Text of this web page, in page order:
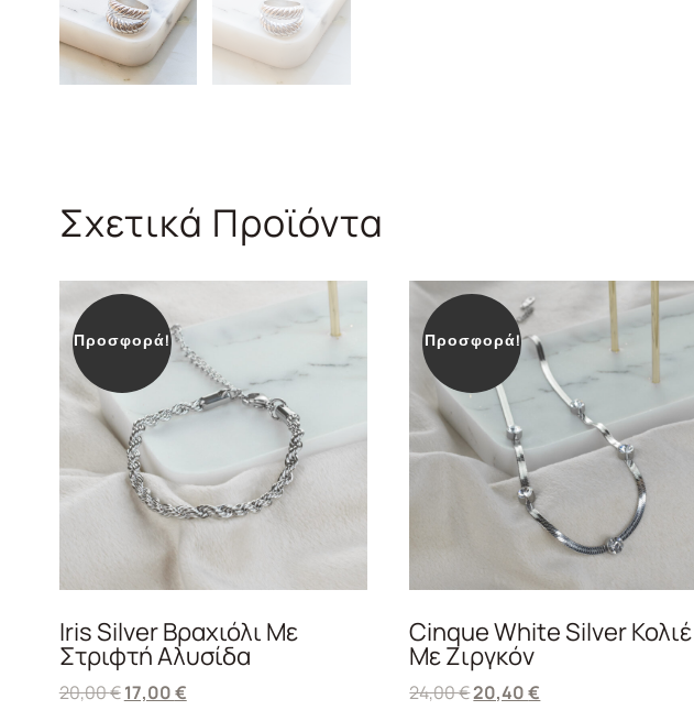
Σχετικά Προϊόντα
Προσφορά!
Iris Silver Βραχιόλι Με
Στριφτή Αλυσίδα
20,00€17,00€
Προσφορά!
Cinque White Silver Κολιέ
Με Ζιργκόν
24,00€20,40€